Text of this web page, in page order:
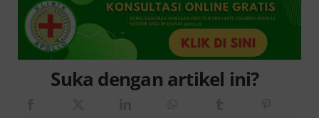
Suka dengan artikel ini?